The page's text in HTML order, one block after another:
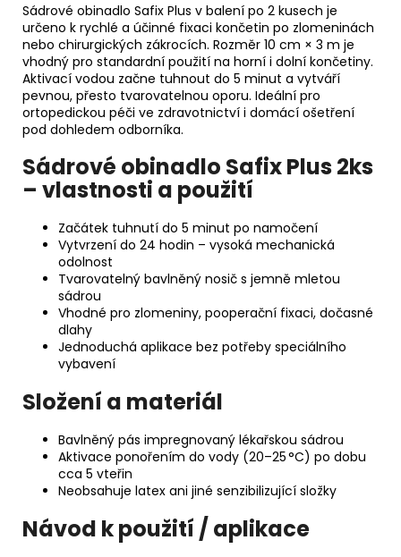
Sádrové obinadlo Safix Plus v balení po 2 kusech je
určeno k rychlé a účinné fixaci končetin po zlomeninách
nebo chirurgických zákrocích. Rozměr 10 cm × 3 m je
vhodný pro standardní použití na horní i dolní končetiny.
Aktivací vodou začne tuhnout do 5 minut a vytváří
pevnou, přesto tvarovatelnou oporu. Ideální pro
ortopedickou péči ve zdravotnictví i domácí ošetření
pod dohledem odborníka.
Sádrové obinadlo Safix Plus 2ks
– vlastnosti a použití
Začátek tuhnutí do 5 minut po namočení
Vytvrzení do 24 hodin – vysoká mechanická
odolnost
Tvarovatelný bavlněný nosič s jemně mletou
sádrou
Vhodné pro zlomeniny, pooperační fixaci, dočasné
dlahy
Jednoduchá aplikace bez potřeby speciálního
vybavení
Složení a materiál
Bavlněný pás impregnovaný lékařskou sádrou
Aktivace ponořením do vody (20–25 °C) po dobu
cca 5 vteřin
Neobsahuje latex ani jiné senzibilizující složky
Návod k použití / aplikace